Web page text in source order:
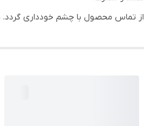
از تماس محصول با چشم خودداری گردد.